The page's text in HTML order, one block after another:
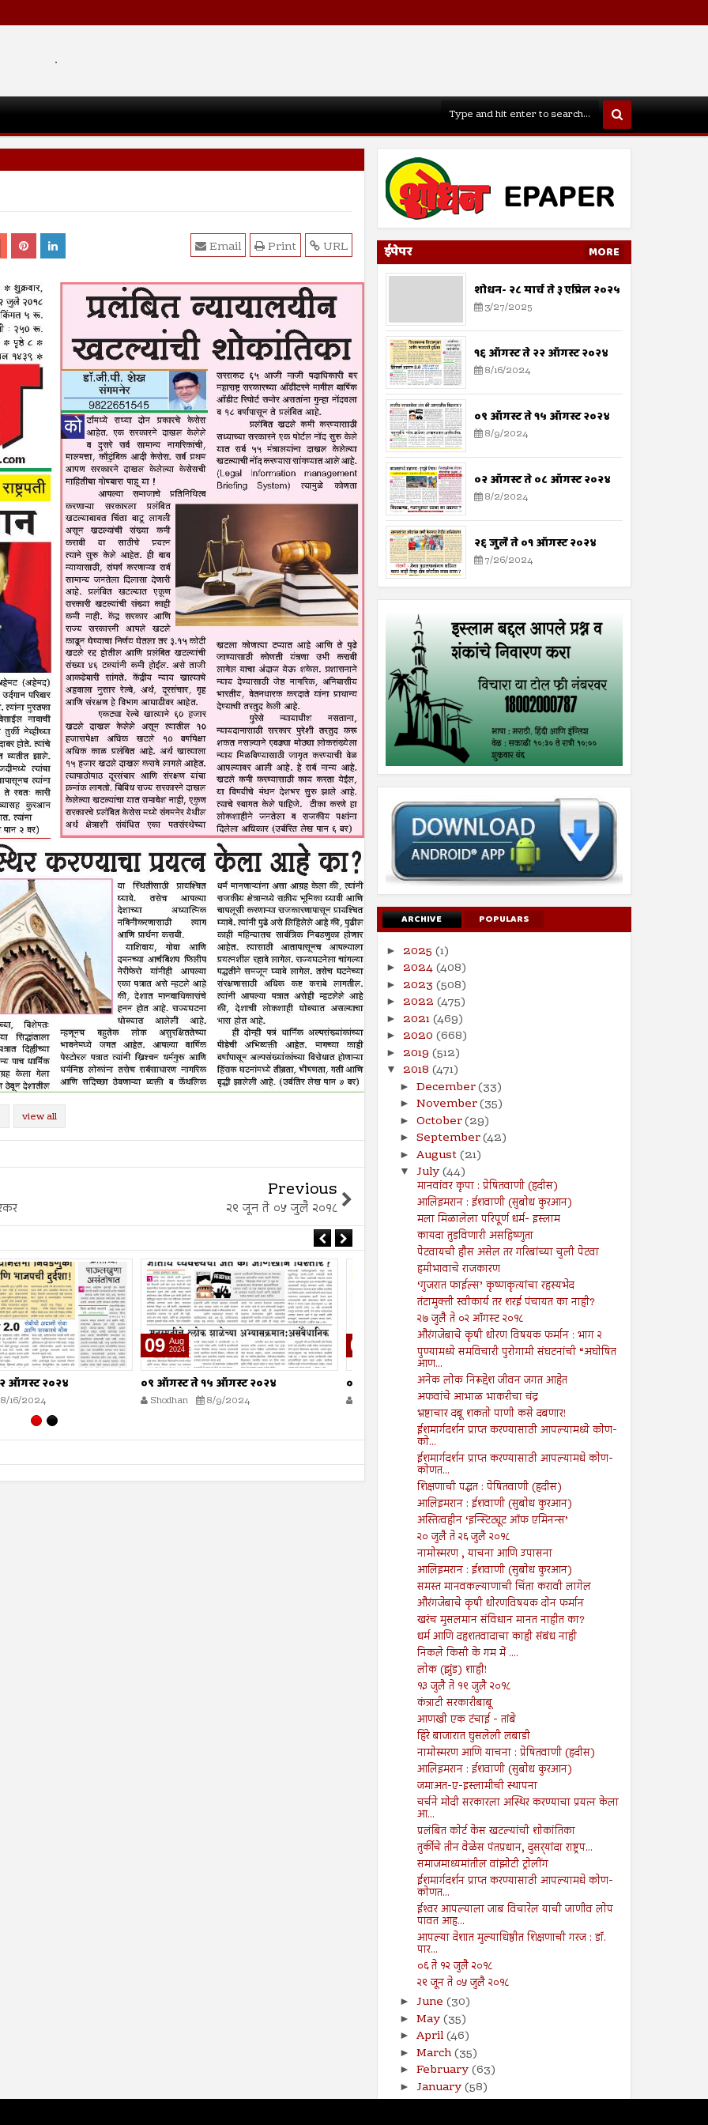
.
URL
Print
Email
view all
Previous
२९ जून ते ०५ जुलै २०१८
ऑगस्ट २०२४
8/9/2024
02 Aug
2024
०२ ऑगस्ट ते ०८ ऑगस्ट २०२४
Shodhan 8/2/2024
२६ जुलै ते ०१ ऑगस्ट २०२४
7/26/2024
19 Jul
2024
१९ जुलै ते २५ जुलै २०२४
ईपेपर MORE
शोधन- २८ मार्च ते ३ एप्रिल २०२५
3/27/2025
१६ ऑगस्ट ते २२ ऑगस्ट २०२४
8/16/2024
०९ ऑगस्ट ते १५ ऑगस्ट २०२४
8/9/2024
०२ ऑगस्ट ते ०८ ऑगस्ट २०२४
8/2/2024
२६ जुलै ते ०१ ऑगस्ट २०२४
7/26/2024
ARCHIVE POPULARS
► 2025 (1)
► 2024(408)
► 2023 (508)
► 2022 (475)
► 2021(469)
► 2020 (668)
► 2019 (512)
▼ 2018 (471)
► December(33)
► November(35)
► October(29)
► September(42)
► August(21)
▼ July(44)
मानवांवर कृपा : प्रेषितवाणी (हदीस)
आलिइमरान : ईशवाणी (सुबोध कुरआन)
मला मिळालेला परिपूर्ण धर्म- इस्लाम
कायदा तुडविणारी असहिष्णुता
पेटवायची हौस असेल तर गरिबांच्या चुली पेटवा
हमीभावाचे राजकारण
‘गुजरात फाईल्स’ कृष्णकृत्यांचा रहस्यभेद
तंटामुक्ती स्वीकार्य तर शरई पंचायत का नाही?
२७ जुलै ते ०२ ऑगस्ट २०१८
औरंगजेबाचे कृषी धोरण विषयक फर्मान : भाग २
पुण्यामध्ये समविचारी पुरोगामी संघटनांची “अघोषित
आण...
अनेक लोक निरूद्देश जीवन जगत आहेत
अफवांचे आभाळ भाकरीचा चंद्र
भ्रष्टाचार दबू शकतो पाणी कसे दबणार!
ईशमार्गदर्शन प्राप्त करण्यासाठी आपल्यामध्ये कोण-
को...
ईशमार्गदर्शन प्राप्त करण्यासाठी आपल्यामधे कोण-
कोणत...
शिक्षणाची पद्धत : पेषितवाणी (हदीस)
आलिइमरान : ईशवाणी (सुबोध कुरआन)
अस्तित्वहीन ‘इन्स्टिट्यूट ऑफ एमिनन्स’
२० जुलै ते २६ जुलै २०१८
नामोस्मरण , याचना आणि उपासना
आलिइमरान : ईशवाणी (सुबोध कुरआन)
समस्त मानवकल्याणाची चिंता करावी लागेल
औरंगजेबाचे कृषी धोरणविषयक दोन फर्मान
खरंच मुसलमान संविधान मानत नाहीत का?
धर्म आणि दहशतवादाचा काही संबंध नाही
निकले किसी के गम में ....
लोक (झुंड) शाही!
१३ जुलै ते १९ जुलै २०१८
कंत्राटी सरकारीबाबू
आणखी एक टंचाई - तांबे
हिरे बाजारात घुसलेली लबाडी
नामोस्मरण आणि याचना : प्रेषितवाणी (हदीस)
आलिइमरान : ईशवाणी (सुबोध कुरआन)
जमाअत-ए-इस्लामीची स्थापना
चर्चने मोदी सरकारला अस्थिर करण्याचा प्रयत्न केला
आ...
प्रलंबित कोर्ट केस खटल्यांची शोकांतिका
तुर्कीचे तीन वेळेस पंतप्रधान, दुसर्‍यांदा राष्ट्रप...
समाजमाध्यमांतील वांझोटी ट्रोलींग
ईशमार्गदर्शन प्राप्त करण्यासाठी आपल्यामधे कोण-
कोणत...
ईश्‍वर आपल्याला जाब विचारेल याची जाणीव लोप
पावत आह...
आपल्या देशात मुल्याधिष्ठीत शिक्षणाची गरज : डॉ.
पार...
०६ ते १२ जुलै २०१८
२९ जून ते ०५ जुलै २०१८
► June (30)
► May(35)
► April(46)
► March(35)
► February(63)
► January(58)
►2017(141)